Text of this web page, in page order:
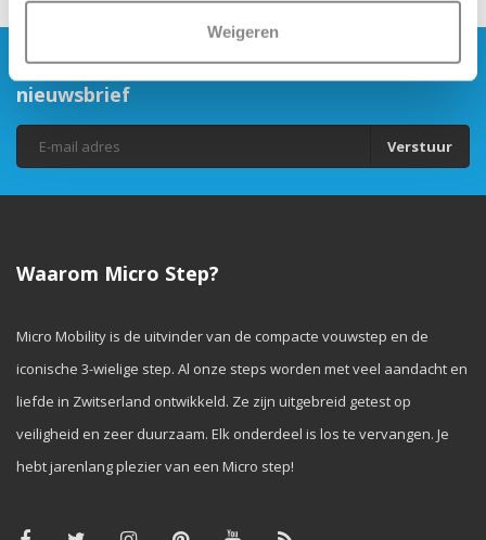
Weigeren
Blijf op de hoogte en schrijf je in voor onze
nieuwsbrief
Verstuur
Waarom Micro Step?
Micro Mobility is de uitvinder van de compacte vouwstep en de
iconische 3-wielige step. Al onze steps worden met veel aandacht en
liefde in Zwitserland ontwikkeld. Ze zijn uitgebreid getest op
veiligheid en zeer duurzaam. Elk onderdeel is los te vervangen. Je
hebt jarenlang plezier van een Micro step!